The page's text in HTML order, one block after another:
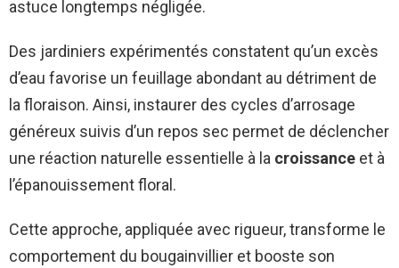
astuce longtemps négligée.
Des jardiniers expérimentés constatent qu’un excès
d’eau favorise un feuillage abondant au détriment de
la floraison. Ainsi, instaurer des cycles d’arrosage
généreux suivis d’un repos sec permet de déclencher
une réaction naturelle essentielle à la croissance et à
l’épanouissement floral.
Cette approche, appliquée avec rigueur, transforme le
comportement du bougainvillier et booste son